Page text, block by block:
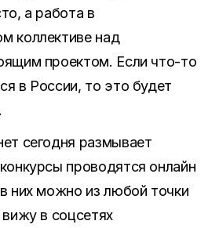
а работа в
коллективе над
проектом. Если что-то
в России, то это будет
сегодня размывает
проводятся онлайн
них можно из любой точки
вижу в соцсетях